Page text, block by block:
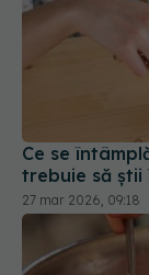
Ce se
trebuie să